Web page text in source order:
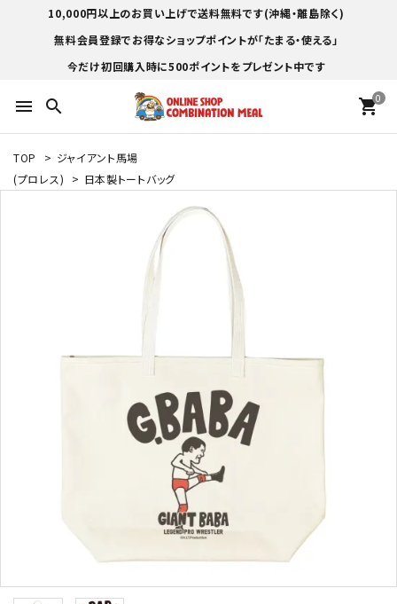
10,000円以上のお買い上げで送料無料です(沖縄・離島除く)
無料会員登録でお得なショップポイントが「たまる・使える」
今だけ初回購入時に500ポイントをプレゼント中です
menu search 0
shopping_cart
TOP > ジャイアント馬場
(プロレス)
> 日本製トートバッグ